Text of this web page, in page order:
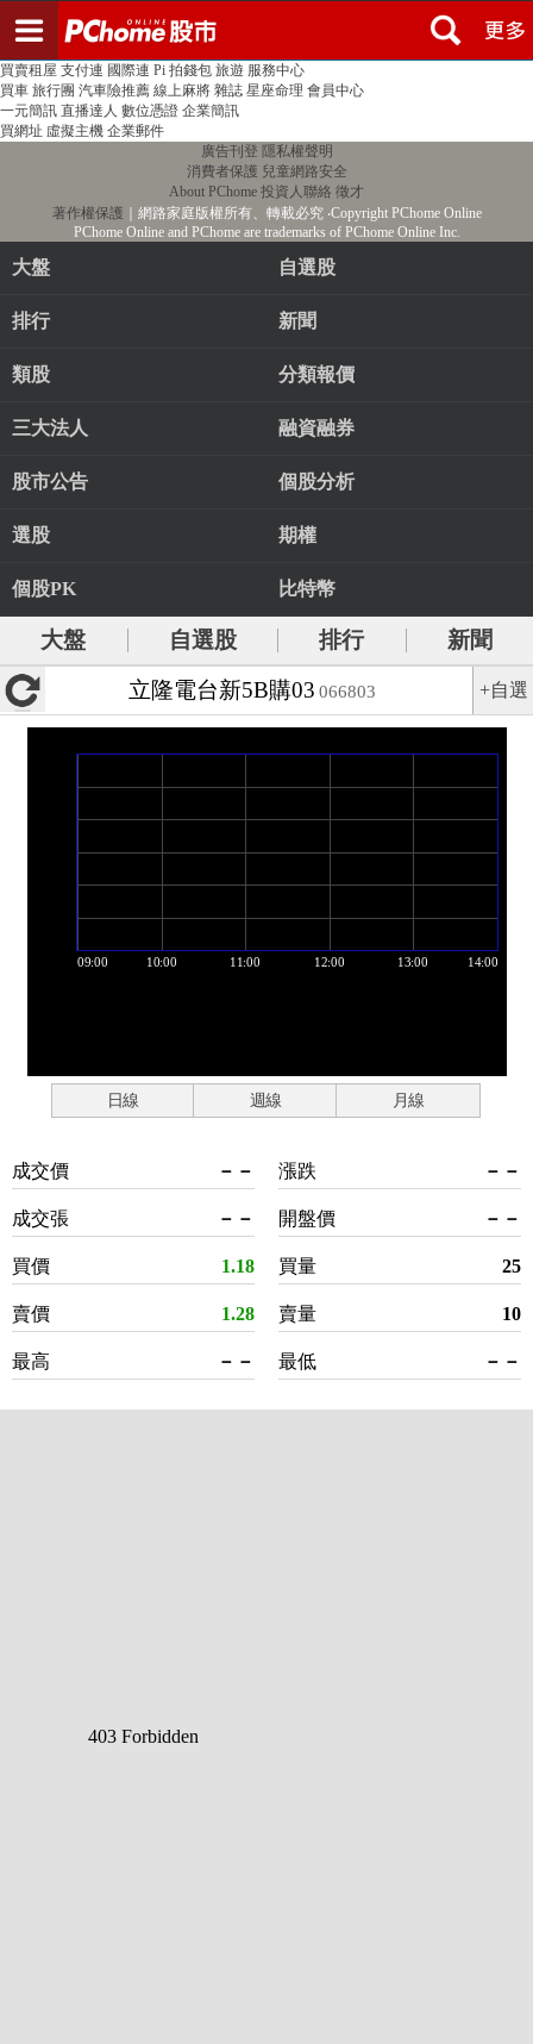
PChome首頁 線上購物 24h購物 書店
買賣租屋 支付連 國際連 Pi 拍錢包 旅遊 服務中心
買車 旅行團 汽車險推薦 線上麻將 雜誌 星座命理 會員中心
一元簡訊 直播達人 數位憑證 企業簡訊
買網址 虛擬主機 企業郵件
廣告刊登 隱私權聲明
消費者保護 兒童網路安全
About PChome 投資人聯絡 徵才
著作權保護 ｜網路家庭版權所有、轉載必究‧Copyright PChome Online
PChome Online and PChome are trademarks of PChome Online Inc.
大盤 自選股
排行 新聞
類股 分類報價
三大法人 融資融券
股市公告 個股分析
選股 期權
個股PK 比特幣
大盤 自選股 排行
新聞
立隆電台新5B購03 066803 +自選
日線 週線 月線
成交價 －－
成交張 －－
買價 1.18
賣價 1.28
最高 －－
漲跌 －－
開盤價 －－
買量 25
賣量 10
最低 －－